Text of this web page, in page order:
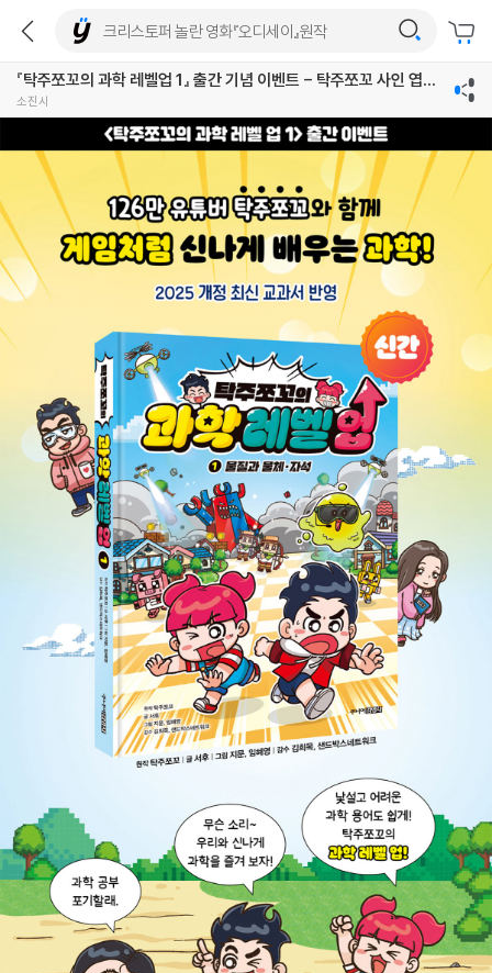
『탁주쪼꼬의 과학 레벨업 1』 출간 기념 이벤트 - 탁주쪼꼬 사인 엽서
& 탁주쪼꼬 오뚝이
소진시